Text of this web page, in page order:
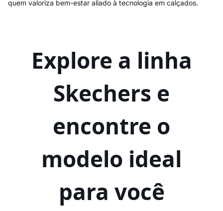
quem valoriza bem-estar aliado à tecnologia em calçados.
Explore a linha
Skechers e
encontre o
modelo ideal
para você